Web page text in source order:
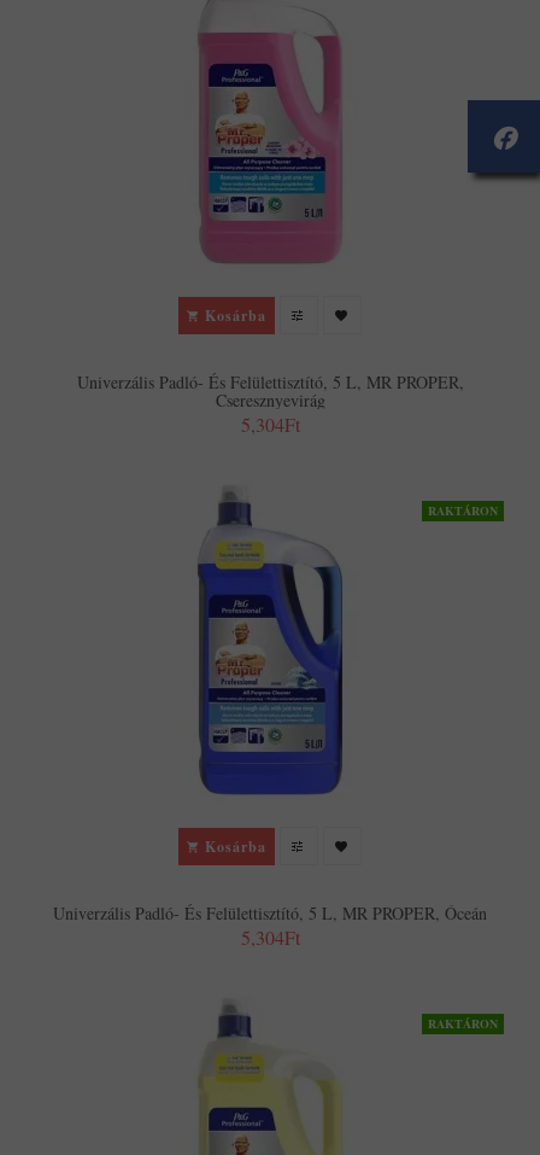
Kosárba
Univerzális Padló- És Felülettisztító, 5 L, MR PROPER,
Cseresznyevirág
5,304Ft
RAKTÁRON
Kosárba
Univerzális Padló- És Felülettisztító, 5 L, MR PROPER, Óceán
5,304Ft
RAKTÁRON